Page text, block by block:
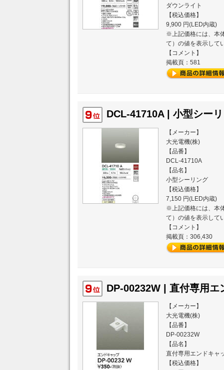
ダウンライト
【税込価格】
9,900 円(LED内蔵)
※上記価格には、本
て）の値を表示して
【コメント】
掲載頁：581
DCL-41710A | 小型シー
【メーカー】
大光電機(株)
【品番】
DCL-41710A
【品名】
小型シーリング
【税込価格】
7,150 円(LED内蔵)
※上記価格には、本
て）の値を表示して
【コメント】
掲載頁：306,430
DP-00232W | 直付専用エ
【メーカー】
大光電機(株)
【品番】
DP-00232W
【品名】
直付専用エンドキャ
【税込価格】